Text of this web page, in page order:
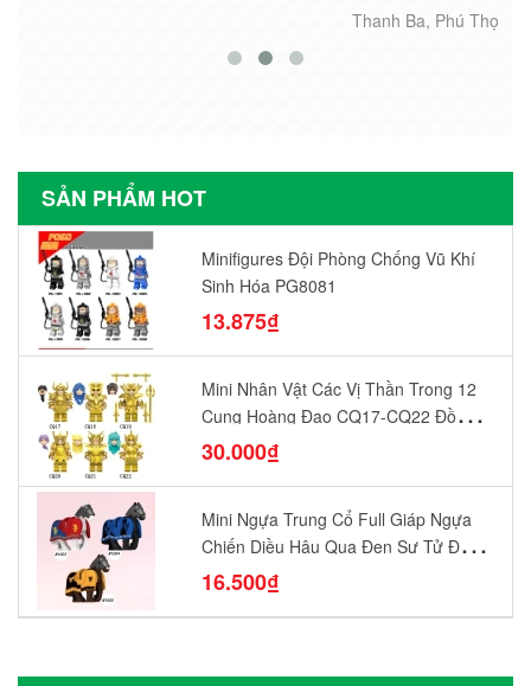
SẢN PHẨM HOT
Minifigures Đội Phòng Chống Vũ Khí
Sinh Hóa PG8081
13.875₫
Mini Nhân Vật Các Vị Thần Trong 12
Cung Hoàng Đạo CQ17-CQ22 Đồ
Chơi Lắp Ráp Mô Hình Yêu Thích
30.000₫
Mini Ngựa Trung Cổ Full Giáp Ngựa
Chiến Diều Hâu Quạ Đen Sư Tử Đỏ
N1003 - N1005 Đồ Chơi Lắp Ráp Mô
16.500₫